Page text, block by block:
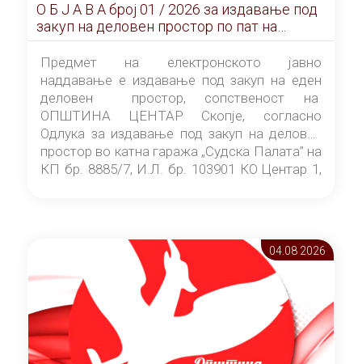
О Б Ј А В А брoj 01 / 2026 за издавање под
закуп на деловен простор по пат на
ЕЛЕКТРОНСКО ЈАВНО НАДДАВАЊЕ
Предмет на електронското јавно
наддавање е издавање под закуп на еден
деловен простор, сопственост на
ОПШТИНА ЦЕНТАР Скопје, согласно
Одлука за издавање под закуп на деловен
простор во катна гаража „Судска Палата” на
КП бр. 8885/7, И.Л. бр. 103901 КО Центар 1,
Скопје” број 9/2026), за времетраење од 3
(три) години од денот на потпишувањето на
Договорот за закуп со најповолниот
понудувач.
04.08 2026